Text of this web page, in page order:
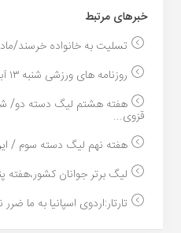
خبر‌های مرتبط
تسلیت به خانواده خرسند/
روزنامه های ورزشی شنبه ۱۳ آبان ۹۶...
قزوی...
هفته نهم لیگ دسته سوم / ایران
لیگ برتر جوانان
تارتار:اردوی اسپانیا به ما